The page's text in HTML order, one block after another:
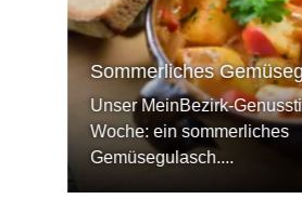
Sommerliches
Unser MeinBezirk-
Woche: ein sommerliches
Gemüsegulasch....